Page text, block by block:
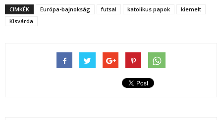
CIMKÉK Európa-bajnokság futsal katolikus papok
kiemelt
Kisvárda